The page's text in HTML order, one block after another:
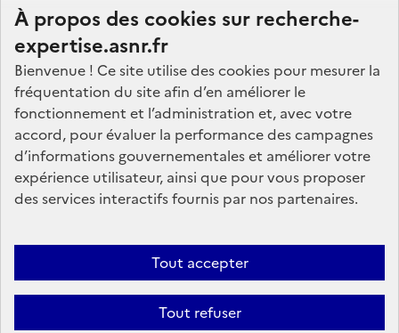
À propos des cookies sur recherche-
expertise.asnr.fr
Bienvenue ! Ce site utilise des cookies pour mesurer la
fréquentation du site afin d’en améliorer le
fonctionnement et l’administration et, avec votre
accord, pour évaluer la performance des campagnes
d’informations gouvernementales et améliorer votre
expérience utilisateur, ainsi que pour vous proposer
des services interactifs fournis par nos partenaires.
Tout accepter
Tout refuser
Nos marchés
Nos offres d'emploi
FAQ
Glossaire
Plan du site